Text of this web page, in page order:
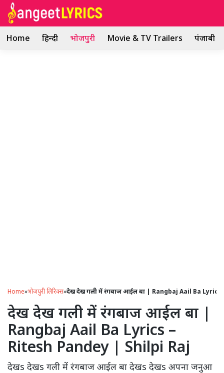
Skip
Home हिन्दी भोजपुरी Movie & TV Trailers पंजाबी
Home»भोजपुरी लिरिक्स»देख देख गली में रंगबाज आईल बा | Rangbaj Aail Ba
देख देख गली में रंगबाज आईल बा |
Rangbaj Aail Ba Lyrics –
Ritesh Pandey | Shilpi Raj
देखs देखs गली में रंगबाज आईल बा देखs देखs अपना जनुआ